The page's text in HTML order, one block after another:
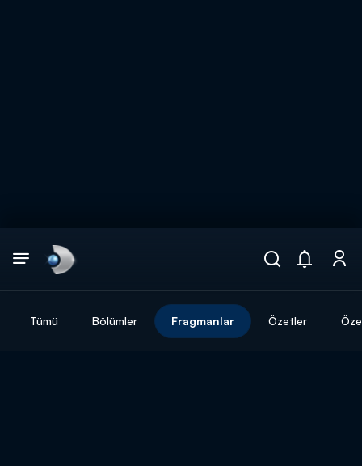
Tümü Bölümler Fragmanlar Özetler